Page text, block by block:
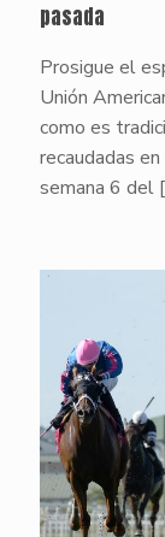
pasada
Prosigue el
Unión
como es
recaudadas
semana 6 del